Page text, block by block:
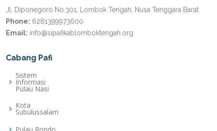
Jl. Diponegoro No.301, Lombok Tengah, Nusa Tenggara Barat
Phone: 6281399973600
Email: info@sipafikablomboktengah.org
Cabang Pafi
Sistem
Informasi
Pulau Nasi
Kota
Subulussalam